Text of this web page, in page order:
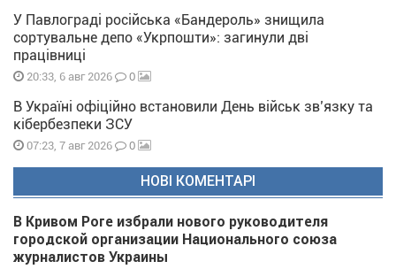
У Павлограді російська «Бандероль» знищила
сортувальне депо «Укрпошти»: загинули дві
працівниці
20:33, 6 авг 2026 0
В Україні офіційно встановили День військ зв’язку та
кібербезпеки ЗСУ
07:23, 7 авг 2026 0
НОВІ КОМЕНТАРІ
В Кривом Роге избрали нового руководителя
городской организации Национального союза
журналистов Украины